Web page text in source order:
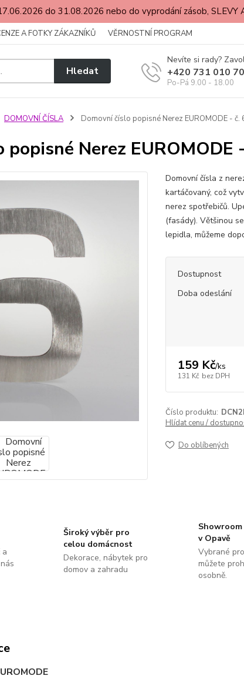
do 31.08.2026 nebo do vyprodání zásob, SLEVY
A FOTKY ZÁKAZNÍKŮ VĚRNOSTNÍ PROGRAM
Hledat
Nevíte si rady?
+420 731 010
Po-Pá 9.00 - 18.00
DOMOVNÍ ČÍSLA Domovní číslo popisné Nerez EUROMODE - č.
popisné Nerez EUROMODE
Domovní čísla z
kartáčovaný, což
nerez spotřebičů.
(fasády). Většinou
lepidla, můžeme
Dostupnost
Doba odeslání
159 Kč/ks
131 Kč bez DPH
Číslo produktu:
Hlídat cenu /
Do oblíbených
a
Široký výběr pro
celou domácnost
Dekorace, nábytek pro
domov a zahradu
v Opavě
Vybrané
můžete
osobně.